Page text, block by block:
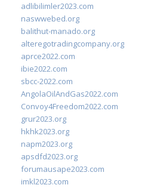
adlibilimler2023.com
naswwebed.org
balithut-manado.org
alteregotradingcompany.org
aprce2022.com
ibie2022.com
sbcc-2022.com
AngolaOilAndGas2022.com
Convoy4Freedom2022.com
grur2023.org
hkhk2023.org
napm2023.org
apsdfd2023.org
forumausape2023.com
imkl2023.com